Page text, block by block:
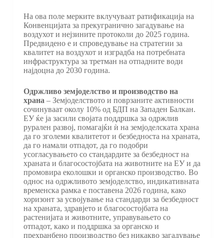
На ова поле мерките вклучуваат ратификација на
Конвенцијата за прекугранично загадување на
воздухот и нејзините протоколи до 2025 година.
Предвидено е и спроведување на стратегии за
квалитет на воздухот и изградба на потребната
инфраструктура за третман на отпадните води
најдоцна до 2030 година.
Одржливо земјоделство и производство на
храна – Земјоделството и поврзаните активности
сочинуваат околу 10% од БДП на Западен Балкан.
ЕУ ќе ја засили својата поддршка за одржлив
рурален развој, помагајќи ѝ на земјоделската храна
да го зголеми квалитетот и безбедноста на храната,
да го намали отпадот, да го подобри
усогласувањето со стандардите за безбедност на
храната и благосостојбата на животните на ЕУ и да
промовира еколошки и органско производство. Во
однос на одржливото земјоделство, индикативната
временска рамка е поставена 2026 година, како
хоризонт за усвојување на стандарди за безбедност
на храната, здравјето и благосостојбата на
растенијата и животните, управувањето со
отпадот, како и поддршка за органско и
прехранбено производство без никакво загадување